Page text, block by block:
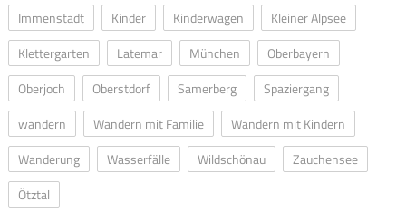
Immenstadt
Kinder Kinderwagen
Kleiner Alpsee
Klettergarten
Latemar München
Oberbayern
Oberjoch
Oberstdorf Samerberg
Spaziergang
wandern
Wandern mit Familie
Wandern mit Kindern
Wanderung
Wasserfälle Wildschönau
Zauchensee
Ötztal